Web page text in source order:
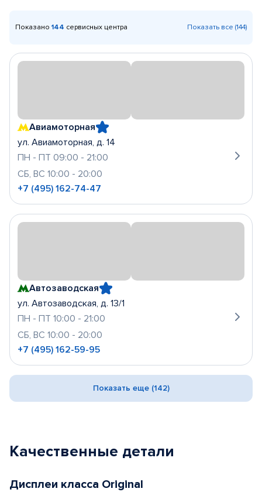
Показано 144 сервисных центра Показать все (144)
Авиамоторная
ул. Авиамоторная, д. 14
ПН - ПТ 09:00 - 21:00
СБ, ВС 10:00 - 20:00
+7 (495) 162-74-47
Автозаводская
ул. Автозаводская, д. 13/1
ПН - ПТ 10:00 - 21:00
СБ, ВС 10:00 - 20:00
+7 (495) 162-59-95
Показать еще (142)
Качественные детали
Дисплеи класса Original